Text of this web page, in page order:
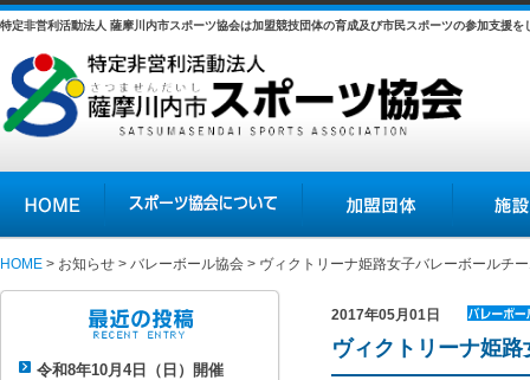
特定非営利活動法人 薩摩川内市スポーツ協会は加盟競技団体の育成及び市民スポーツの参加支援を
スポーツ協会について 加盟団体 施設の紹介
HOME > お知らせ > バレーボール協会 > ヴィクトリーナ姫路女子バレーボールチ
令和8年10月4日（日）開催
2017年05月01日
バレーボ
ール協会
ヴィクトリーナ姫